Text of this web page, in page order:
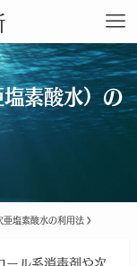
素酸水）の
塩素酸水の利用法
ール系消毒剤や次